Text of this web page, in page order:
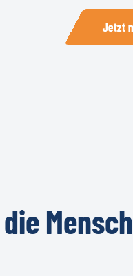
Jetzt
die